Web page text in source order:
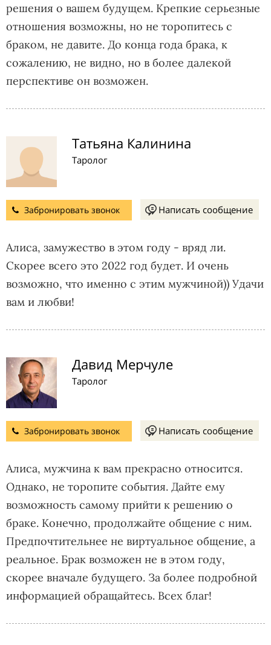
решения о вашем будущем. Крепкие серьезные
отношения возможны, но не торопитесь с
браком, не давите. До конца года брака, к
сожалению, не видно, но в более далекой
перспективе он возможен.
Татьяна Калинина
Таролог
Забронировать звонок Написать сообщение
Алиса, замужество в этом году - вряд ли.
Скорее всего это 2022 год будет. И очень
возможно, что именно с этим мужчиной)) Удачи
вам и любви!
Давид Мерчуле
Таролог
Забронировать звонок Написать сообщение
Алиса, мужчина к вам прекрасно относится.
Однако, не торопите события. Дайте ему
возможность самому прийти к решению о
браке. Конечно, продолжайте общение с ним.
Предпочтительнее не виртуальное общение, а
реальное. Брак возможен не в этом году,
скорее вначале будущего. За более подробной
информацией обращайтесь. Всех благ!